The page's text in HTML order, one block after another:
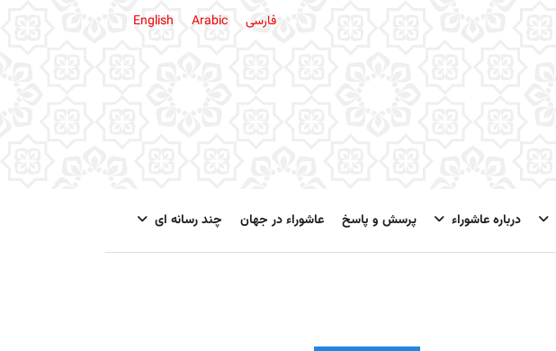
فارسی English Arabic
درباره عاشوراء پرسش و پاسخ عاشوراء در جهان چند رسانه ای